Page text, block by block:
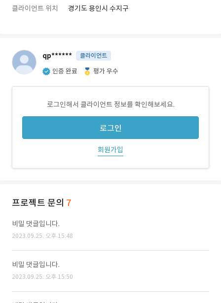
클라이언트 위치 경기도 용인시 수지구
qp****** 클라이언트
인증 완료 평가 우수
로그인해서 클라이언트 정보를 확인해보세요.
로그인
회원가입
프로젝트 문의 7
비밀 댓글입니다.
2023.09.25. 오후 15:48
비밀 댓글입니다.
2023.09.25. 오후 15:50